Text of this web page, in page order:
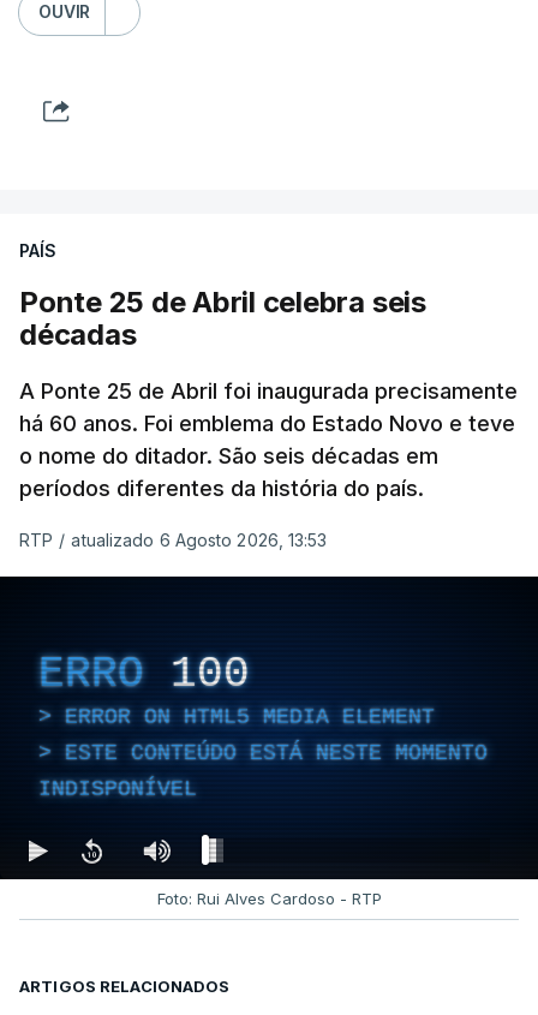
OUVIR
PAÍS
Ponte 25 de Abril celebra seis
décadas
A Ponte 25 de Abril foi inaugurada precisamente
há 60 anos. Foi emblema do Estado Novo e teve
o nome do ditador. São seis décadas em
períodos diferentes da história do país.
RTP / atualizado 6 Agosto 2026, 13:53
ERRO 100
ERROR ON HTML5 MEDIA ELEMENT
ESTE CONTEÚDO ESTÁ NESTE MOMENTO
INDISPONÍVEL
Foto: Rui Alves Cardoso - RTP
ARTIGOS RELACIONADOS